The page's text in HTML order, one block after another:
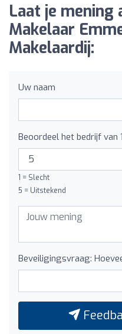
Laat je mening
Makelaar
Makelaardij:
Uw naam
Beoordeel het bedrijf van
1 = Slecht
5 = Uitstekend
Beveiligingsvraag: